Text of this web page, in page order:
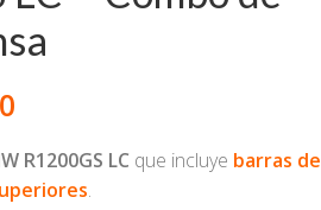
R1200GS LC que incluye barras de
.